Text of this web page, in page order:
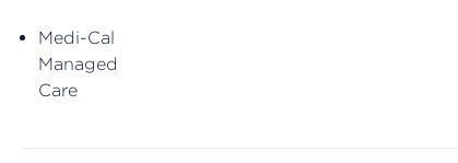
Medi-Cal
Managed
Care